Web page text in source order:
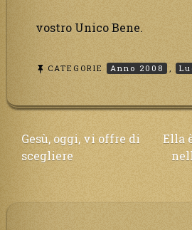
vostro Unico Bene.
CATEGORIE Anno 2008 ,
Navigazione
articoli
Gesù, oggi, vi offre di
scegliere
Ella